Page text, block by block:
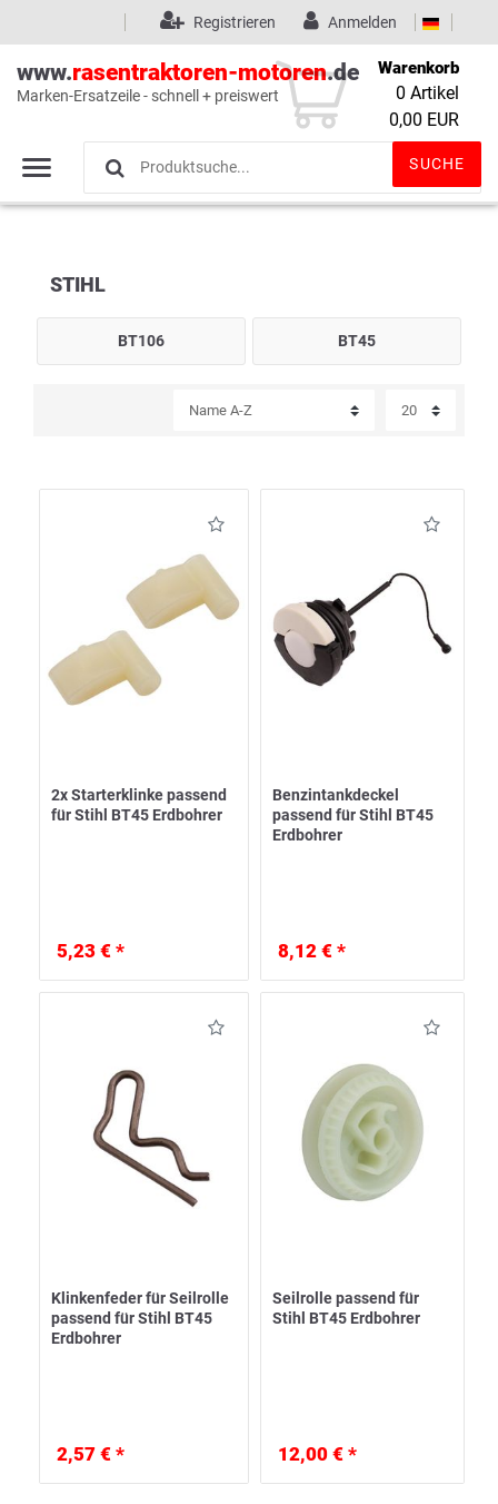
Wunschliste (0)
Anmelden
Registrieren
www.rasentraktoren-motoren.de
Marken-Ersatzeile - schnell + preiswert
SUCHE
Warenkorb
0 Artikel
0,00 EUR
STIHL
BT106 BT45
2x Starterklinke passend
für Stihl BT45 Erdbohrer
5,23 € *
Benzintankdeckel
passend für Stihl BT45
Erdbohrer
8,12 € *
Klinkenfeder für Seilrolle
passend für Stihl BT45
Erdbohrer
2,57 € *
Seilrolle passend für
Stihl BT45 Erdbohrer
12,00 € *